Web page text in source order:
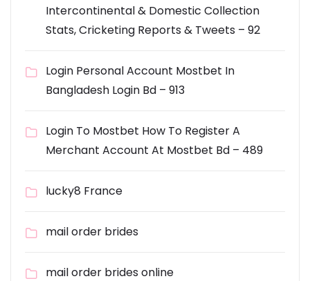
Intercontinental & Domestic Collection
Stats, Cricketing Reports & Tweets – 92
Login Personal Account Mostbet In
Bangladesh Login Bd – 913
Login To Mostbet How To Register A
Merchant Account At Mostbet Bd – 489
lucky8 France
mail order brides
mail order brides online